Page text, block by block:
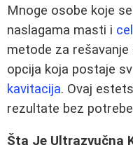
Mnoge osobe koje
naslagama masti i
metode za
opcija koja postaje
kavitacija. Ovaj
rezultate bez
Šta Je Ultrazvučna